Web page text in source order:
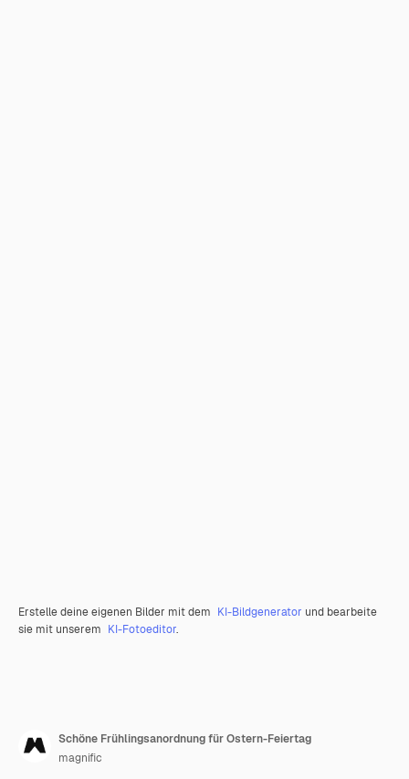
Erstelle deine eigenen Bilder mit dem KI-Bildgenerator und bearbeite
sie mit unserem KI-Fotoeditor.
Schöne Frühlingsanordnung für Ostern-Feiertag
magnific